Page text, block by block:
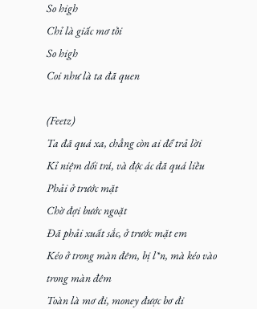
So high
Chỉ là giấc mơ tồi
So high
Coi như là ta đã quen
(Feetz)
Ta đã quá xa, chẳng còn ai để trả lời
Kỉ niệm dối trá, và độc ác đã quá liều
Phải ở trước mặt
Chờ đợi bước ngoặt
Đã phải xuất sắc, ở trước mặt em
Kéo ở trong màn đêm, bị l*n, mà kéo vào
trong màn đêm
Toàn là mơ đi, money được bơ đi